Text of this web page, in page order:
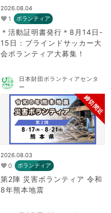
2026.08.04
1 ボランティア
＊活動証明書発行＊8月14日-
15日：ブラインドサッカー大
会ボランティア大募集！
日本財団ボランティアセンタ
ー
締切間近
2026.08.03
0 ボランティア
第2陣 災害ボランティア 令和
8年熊本地震